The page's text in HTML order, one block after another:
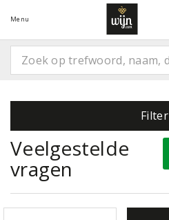
Menu
Filter
Veelgestelde
vragen